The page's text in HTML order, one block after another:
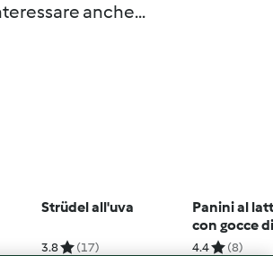
anche...
Strüdel all'uva
3.8 (17)
Panini al
con gocce
cioccolato
4.4 (8)